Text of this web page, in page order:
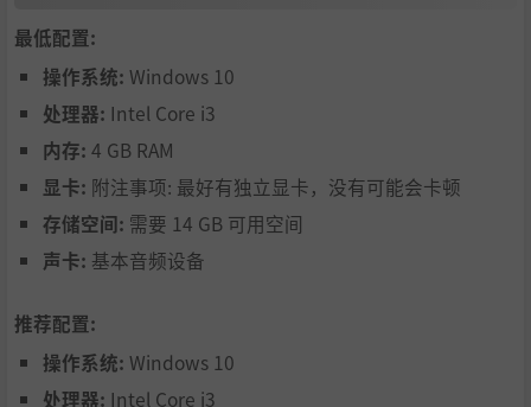
青春里未完成的答卷，是藏在心底最深的温柔与遗憾。当你
们在广州再次相遇，那些被时光尘封的情愫悄然复苏；但当
理想照进现实，旧日的感情是否还能一如往昔？
最低配置:
操作系统: Windows 10
处理器: Intel Core i3
内存: 4 GB RAM
显卡: 附注事项: 最好有独立显卡，没有可能会卡顿
存储空间: 需要 14 GB 可用空间
声卡: 基本音频设备
推荐配置:
操作系统: Windows 10
处理器: Intel Core i3